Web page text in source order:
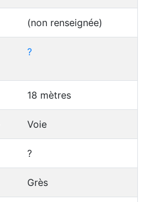
(non renseignée)
?
18 mètres
Voie
?
Grès